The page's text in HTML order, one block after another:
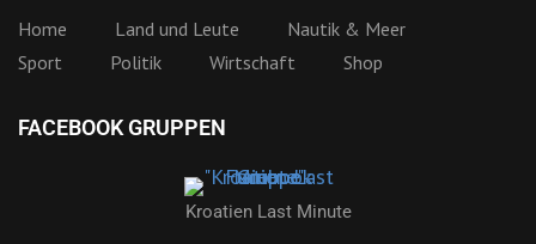
Home Land und Leute
Nautik & Meer
Sport
Politik Wirtschaft Shop
FACEBOOK GRUPPEN
Kroatien Last Minute